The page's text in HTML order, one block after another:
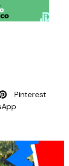
Pinterest